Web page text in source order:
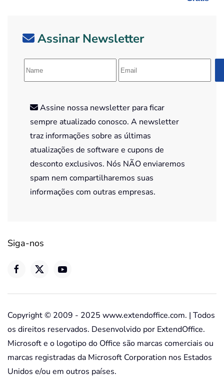
Assinar Newsletter
Assine nossa newsletter para ficar
sempre atualizado conosco. A newsletter
traz informações sobre as últimas
atualizações de software e cupons de
desconto exclusivos. Nós NÃO enviaremos
spam nem compartilharemos suas
informações com outras empresas.
Siga-nos
Copyright © 2009 - 2025 www.extendoffice.com. | Todos
os direitos reservados. Desenvolvido por ExtendOffice.
Microsoft e o logotipo do Office são marcas comerciais ou
marcas registradas da Microsoft Corporation nos Estados
Unidos e/ou em outros países.